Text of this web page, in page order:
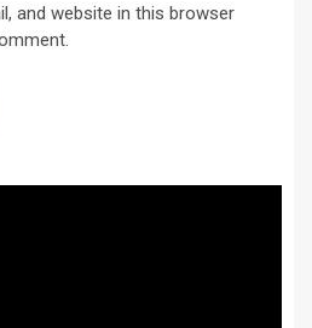
and website in this browser